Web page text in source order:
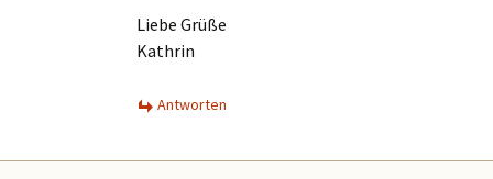
Liebe Grüße
Kathrin
Antworten